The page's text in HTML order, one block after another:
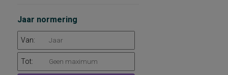
Jaar normering
Van:
Tot: